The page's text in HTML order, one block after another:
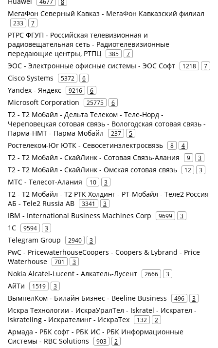
МегаФон Северный Кавказ - МегаФон Кавказский филиал
233 7
РТРС ФГУП - Российская телевизионная и
радиовещательная сеть - Радиотелевизионные
передающие центры, РТПЦ
385 7
ЭОС - Электронные офисные системы - ЭОС Софт 1218 7
Cisco Systems 5372 6
Yandex - Яндекс 9216 6
Microsoft Corporation 25775 6
Т2 - Т2 Мобайл - Дельта Телеком - Теле-Норд -
Череповецкая сотовая связь - Вологодская сотовая связь -
Парма-НМТ - Парма Мобайл
237 5
Ростелеком-Юг ЮТК - Севосетинэлектросвязь 8 4
Т2 - Т2 Мобайл - СкайЛинк - Сотовая Связь-Алания 9 3
Т2 - Т2 Мобайл - СкайЛинк - Омская сотовая связь 12 3
МТС - Телесот-Алания 10 3
Т2 - Т2 Мобайл - Т2 РТК Холдинг - РТ-Мобайл - Теле2 Россия
АБ - Tele2 Russia AB
3341 3
IBM - International Business Machines Corp 9699 3
1С 9594 3
Telegram Group 2940 3
PwC - PricewaterhouseCoopers - Coopers & Lybrand - Price
Waterhouse
701 3
Nokia Alcatel-Lucent - Алкатель-Лусент 2666 3
АйТи 1519 3
ВымпелКом - Билайн Бизнес - Beeline Business 496 3
Искра Технологии - ИскраУралТел - Iskratel - Искрател -
Iskrateling - Искрателинг - ИскраТех
132 2
Армада - РБК софт - РБК ИС - РБК Информационные
Системы - RBC Solutions
903 2